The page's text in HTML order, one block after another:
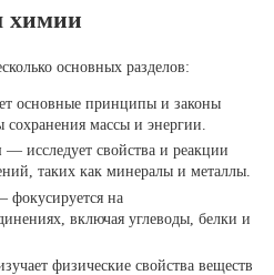
химии
основных разделов:
основные принципы и законы
массы и энергии.
— исследует свойства и реакции
таких как минералы и металлы.
фокусируется на
включая углеводы, белки и
физические свойства веществ